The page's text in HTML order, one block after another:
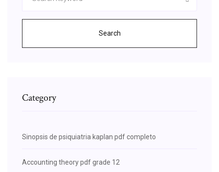
Search
Category
Sinopsis de psiquiatria kaplan pdf completo
Accounting theory pdf grade 12